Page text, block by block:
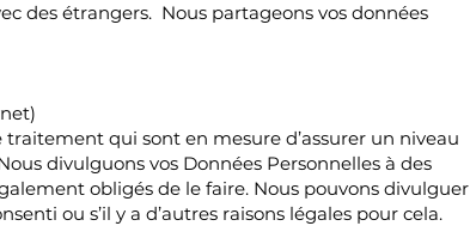
des étrangers. Nous partageons vos données
qui sont en mesure d’assurer un niveau
divulguons vos Données Personnelles à des
obligés de le faire. Nous pouvons divulguer
ou s’il y a d’autres raisons légales pour cela.